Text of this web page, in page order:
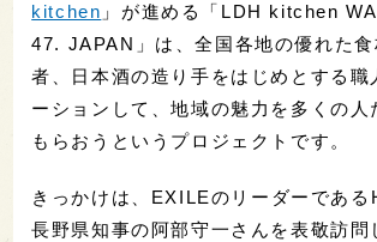
kitchen 」が進める「LDH kitchen
47. JAPAN」は、全国各地の優れた食
者、日本酒の造り手をはじめとする職
ーションして、地域の魅力を多くの人
もらおうというプロジェクトです。
きっかけは、EXILEのリーダーである
長野県知事の阿部守一さんを表敬訪問